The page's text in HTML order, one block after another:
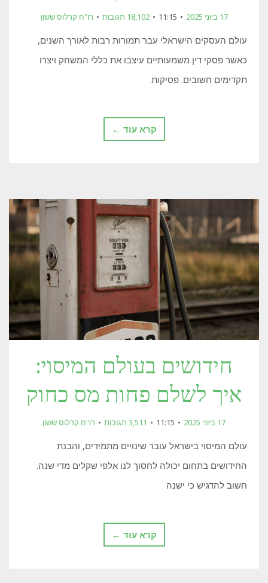
17 ביוני 2025 11:15 18,102 תגובות רו"ח קרלוס ששון
עולם העסקים הישראלי עבר תמורות רבות לאורך השנים,
כאשר פסקי דין משמעותיים עיצבו את כללי המשחק ויצרו
תקדימים חשובים. פסיקות
קרא עוד ←
חידושים בעולם המיסוי:
איך לשלם פחות מס כחוק
17 ביוני 2025 11:15 3,511 תגובות רו"ח קרלוס ששון
עולם המיסוי בישראל עובר שינויים מתמידים, והבנת
החידושים בתחום יכולה לחסוך לנו אלפי שקלים מדי שנה.
חשוב להדגיש כי ישנה
קרא עוד ←